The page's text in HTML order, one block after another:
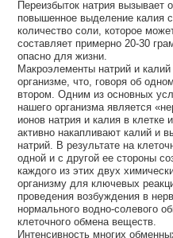
Переизбыток натрия вызывает
повышенное выделение калия
количество соли, которое
составляет примерно 20-30
опасно для жизни.
Макроэлементы натрий и
организме, что, говоря об
втором. Одним из основных
нашего организма является
ионов натрия и калия в клетке
активно накапливают калий и
натрий. В результате на
одной и с другой ее стороны
каждого из этих двух
организму для ключевых
проведения возбуждения в
нормального водно-солевого
клеточного обмена веществ.
Интенсивность многих